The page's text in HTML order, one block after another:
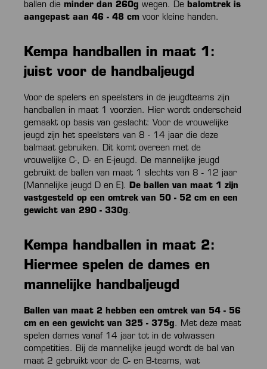
ballen die minder dan 260g wegen. De balomtrek is
aangepast aan 46 - 48 cm voor kleine handen.
Kempa handballen in maat 1:
juist voor de handbaljeugd
Voor de spelers en speelsters in de jeugdteams zijn
handballen in maat 1 voorzien. Hier wordt onderscheid
gemaakt op basis van geslacht: Voor de vrouwelijke
jeugd zijn het speelsters van 8 - 14 jaar die deze
balmaat gebruiken. Dit komt overeen met de
vrouwelijke C-, D- en E-jeugd. De mannelijke jeugd
gebruikt de ballen van maat 1 slechts van 8 - 12 jaar
(Mannelijke jeugd D en E). De ballen van maat 1 zijn
vastgesteld op een omtrek van 50 - 52 cm en een
gewicht van 290 - 330g.
Kempa handballen in maat 2:
Hiermee spelen de dames en
mannelijke handbaljeugd
Ballen van maat 2 hebben een omtrek van 54 - 56
cm en een gewicht van 325 - 375g. Met deze maat
spelen dames vanaf 14 jaar tot in de volwassen
competities. Bij de mannelijke jeugd wordt de bal van
maat 2 gebruikt voor de C- en B-teams, wat